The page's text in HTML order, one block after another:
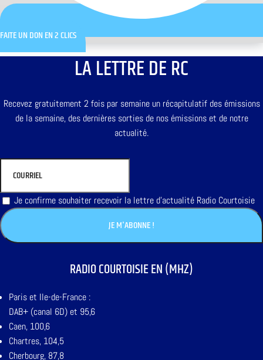
FAITE UN DON EN 2 CLICS
LA LETTRE DE RC
Recevez gratuitement 2 fois par semaine un récapitulatif des émissions
de la semaine, des dernières sorties de nos émissions et de notre
actualité.
Je confirme souhaiter recevoir la lettre d'actualité Radio Courtoisie
RADIO COURTOISIE EN (MHZ)
Paris et Ile-de-France :
DAB+ (canal 6D) et 95,6
Caen, 100,6
Chartres, 104,5
Cherbourg, 87,8